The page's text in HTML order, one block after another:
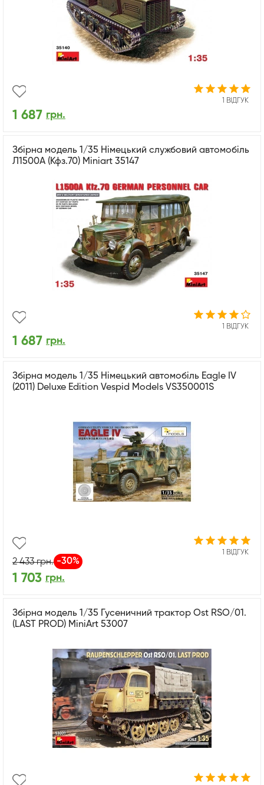
1 ВІДГУК
1 687 грн.
Збірна модель 1/35 Німецький службовий автомобіль
Л1500А (Кфз.70) Miniart 35147
1 ВІДГУК
1 687 грн.
Збірна модель 1/35 Німецький автомобіль Eagle IV
(2011) Deluxe Edition Vespid Models VS350001S
1 ВІДГУК
2 433грн. -30%
1 703 грн.
Збірна модель 1/35 Гусеничний трактор Ost RSO/01.
(LAST PROD) MiniArt 53007